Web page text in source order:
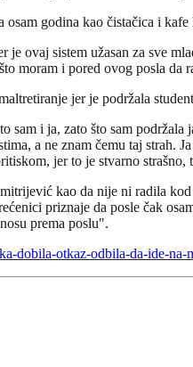
godina kao čistačica i
je ovaj sistem užasan za sve
moram i pored ovog posla
jer je podržala
sam i ja, zato što sam
a ne znam čemu taj strah.
jer to je stvarno
kao da nije ni radila
priznaje da posle čak
prema poslu".
dobila-otkaz-odbila-da-ide-